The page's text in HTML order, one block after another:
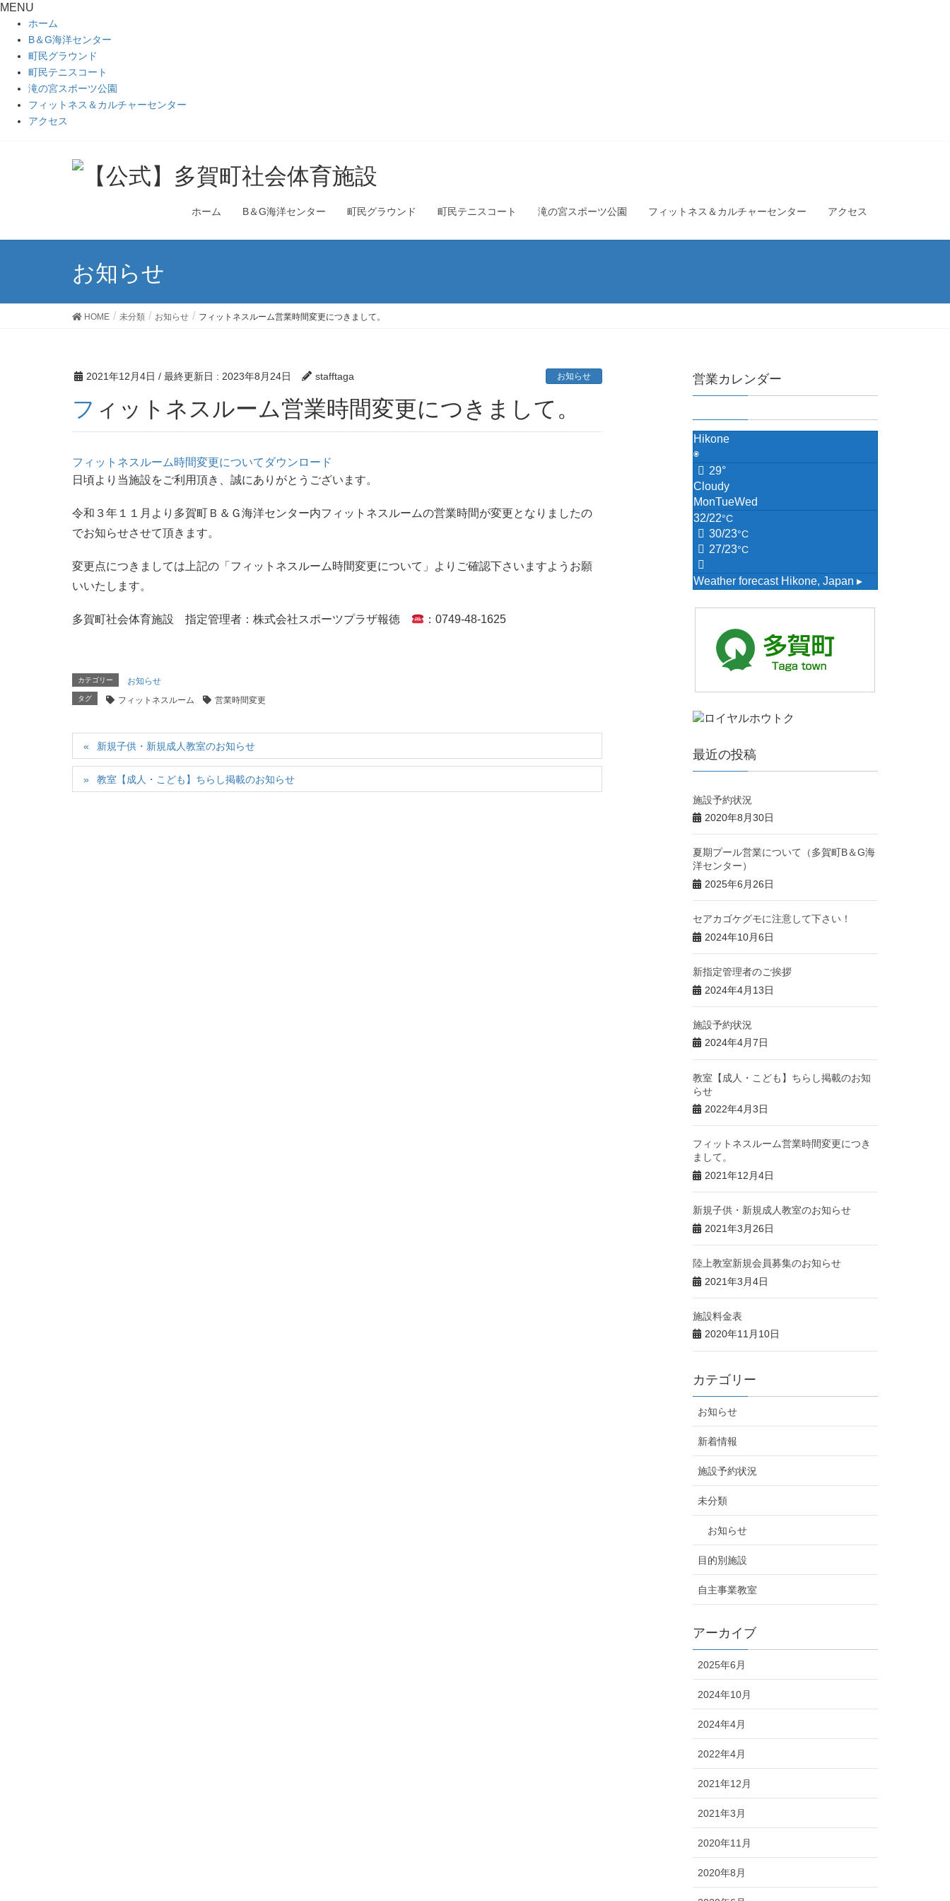
MENU
ホーム
B＆G海洋センター
町民グラウンド
町民テニスコート
滝の宮スポーツ公園
フィットネス＆カルチャーセンター
アクセス
ホーム B＆G海洋センター 町民グラウンド 町民テニスコート 滝の宮スポーツ公園 フィットネス＆カルチャーセンター アクセス
お知らせ
HOME 未分類 お知らせ フィットネスルーム営業時間変更につきまして。
2021年12月4日 / 最終更新日 : 2023年8月24日 stafftaga お知らせ
フィットネスルーム営業時間変更につきまして。
フィットネスルーム時間変更について ダウンロード
日頃より当施設をご利用頂き、誠にありがとうございます。
令和３年１１月より多賀町Ｂ＆Ｇ海洋センター内フィットネスルームの営業時間が変更となりましたの
でお知らせさせて頂きます。
変更点につきましては上記の「フィットネスルーム時間変更について」よりご確認下さいますようお願
いいたします。
多賀町社会体育施設 指定管理者：株式会社スポーツプラザ報徳 ：0749-48-1625
カテゴリー お知らせ
タグ フィットネスルーム 営業時間変更
新規子供・新規成人教室のお知らせ
教室【成人・こども】ちらし掲載のお知らせ
営業カレンダー
Hikone
◉
29°
Cloudy
MonTueWed
32/22°C
30/23°C
27/23°C
Weather forecast Hikone, Japan ▸
最近の投稿
施設予約状況
2020年8月30日
夏期プール営業について（多賀町B＆G海
洋センター）
2025年6月26日
セアカゴケグモに注意して下さい！
2024年10月6日
新指定管理者のご挨拶
2024年4月13日
施設予約状況
2024年4月7日
教室【成人・こども】ちらし掲載のお知
らせ
2022年4月3日
フィットネスルーム営業時間変更につき
まして。
2021年12月4日
新規子供・新規成人教室のお知らせ
2021年3月26日
陸上教室新規会員募集のお知らせ
2021年3月4日
施設料金表
2020年11月10日
カテゴリー
お知らせ
新着情報
施設予約状況
未分類
お知らせ
目的別施設
自主事業教室
アーカイブ
2025年6月
2024年10月
2024年4月
2022年4月
2021年12月
2021年3月
2020年11月
2020年8月